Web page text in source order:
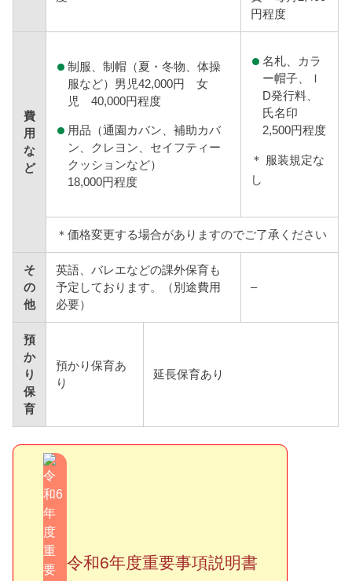
円程度
費
用
な
ど
制服、制帽（夏・冬物、体操
服など）男児42,000円 女
児 40,000円程度
用品（通園カバン、補助カバ
ン、クレヨン、セイフティー
クッションなど）
18,000円程度
名札、カラ
ー帽子、Ｉ
D発行料、
氏名印
2,500円程度
＊ 服装規定な
し
＊価格変更する場合がありますのでご了承ください
そ
の
他
英語、バレエなどの課外保育も
予定しております。（別途費用
必要）
–
預
か
り
保
育
預かり保育あ
り
延長保育あり
令和6年度重要事項説明書